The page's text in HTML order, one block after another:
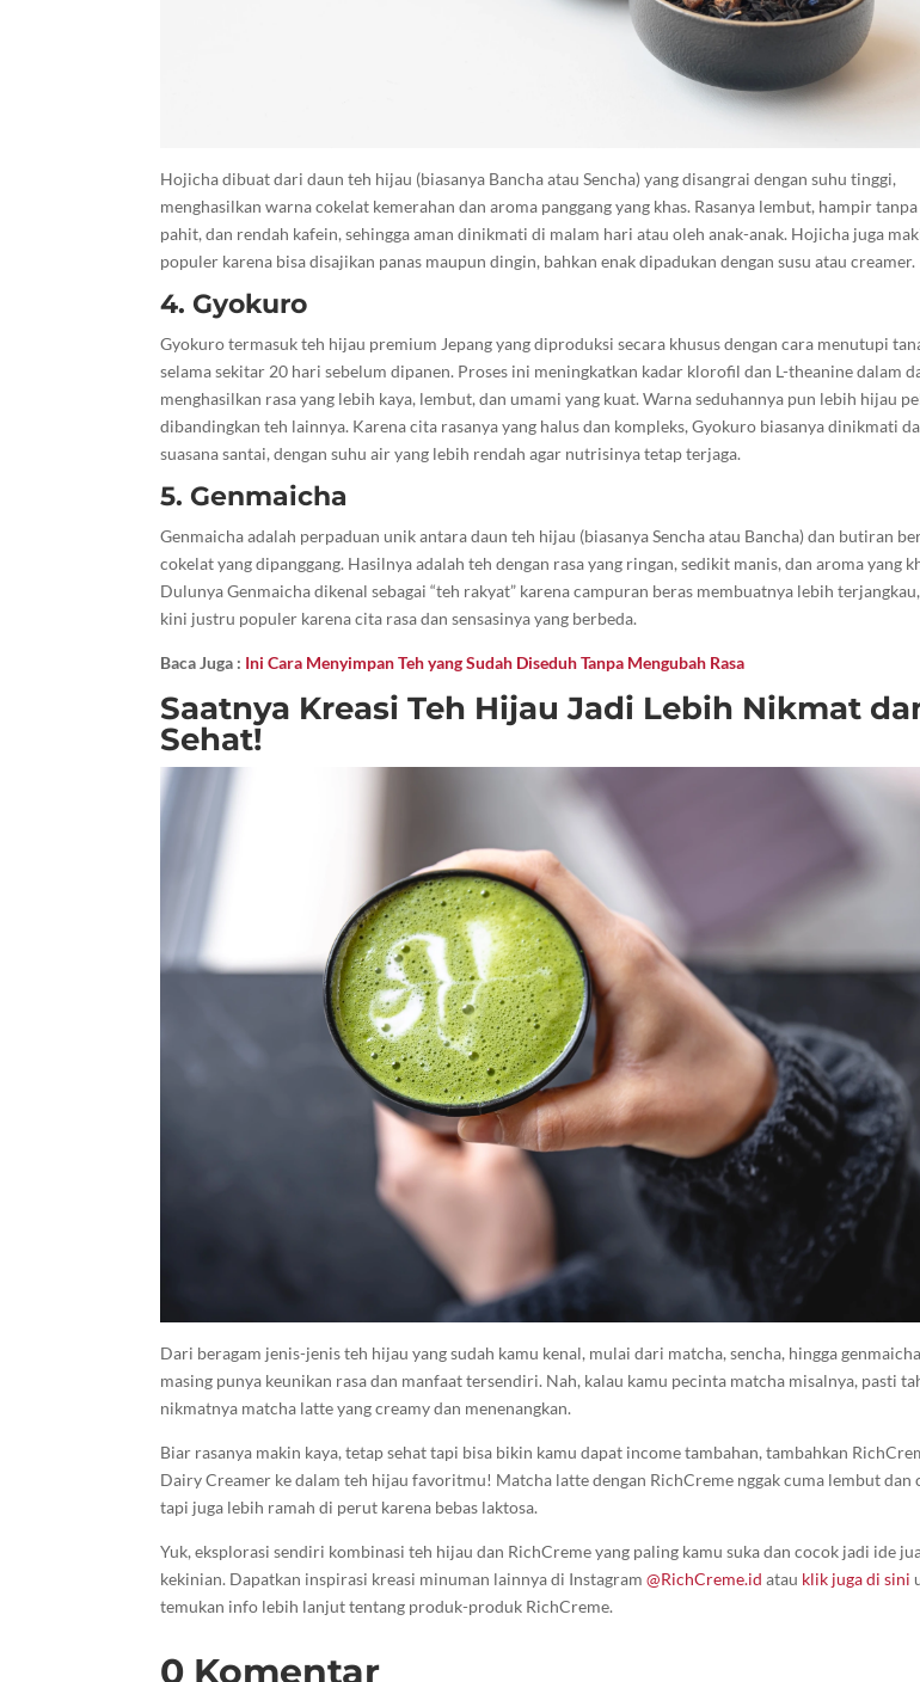
Hojicha dibuat dari daun teh hijau (biasanya Bancha atau Sencha) yang disangrai dengan suhu tinggi,
menghasilkan warna cokelat kemerahan dan aroma panggang yang khas. Rasanya lembut, hampir
pahit, dan rendah kafein, sehingga aman dinikmati di malam hari atau oleh anak-anak. Hojicha juga
populer karena bisa disajikan panas maupun dingin, bahkan enak dipadukan dengan susu atau creamer.
4. Gyokuro
Gyokuro termasuk teh hijau premium Jepang yang diproduksi secara khusus dengan cara menutupi
selama sekitar 20 hari sebelum dipanen. Proses ini meningkatkan kadar klorofil dan L-theanine dalam
menghasilkan rasa yang lebih kaya, lembut, dan umami yang kuat. Warna seduhannya pun lebih hijau
dibandingkan teh lainnya. Karena cita rasanya yang halus dan kompleks, Gyokuro biasanya dinikmati
suasana santai, dengan suhu air yang lebih rendah agar nutrisinya tetap terjaga.
5. Genmaicha
Genmaicha adalah perpaduan unik antara daun teh hijau (biasanya Sencha atau Bancha) dan butiran
cokelat yang dipanggang. Hasilnya adalah teh dengan rasa yang ringan, sedikit manis, dan aroma yang
Dulunya Genmaicha dikenal sebagai “teh rakyat” karena campuran beras membuatnya lebih
kini justru populer karena cita rasa dan sensasinya yang berbeda.
Baca Juga : Ini Cara Menyimpan Teh yang Sudah Diseduh Tanpa Mengubah Rasa
Saatnya Kreasi Teh Hijau Jadi Lebih Nikmat
Sehat!
Dari beragam jenis-jenis teh hijau yang sudah kamu kenal, mulai dari matcha, sencha, hingga
masing punya keunikan rasa dan manfaat tersendiri. Nah, kalau kamu pecinta matcha misalnya, pasti
nikmatnya matcha latte yang creamy dan menenangkan.
Biar rasanya makin kaya, tetap sehat tapi bisa bikin kamu dapat income tambahan, tambahkan
Dairy Creamer ke dalam teh hijau favoritmu! Matcha latte dengan RichCreme nggak cuma lembut dan
tapi juga lebih ramah di perut karena bebas laktosa.
Yuk, eksplorasi sendiri kombinasi teh hijau dan RichCreme yang paling kamu suka dan cocok jadi ide
kekinian. Dapatkan inspirasi kreasi minuman lainnya di Instagram@RichCreme.id atau klik juga di sini
temukan info lebih lanjut tentang produk-produk RichCreme.
0 Komentar